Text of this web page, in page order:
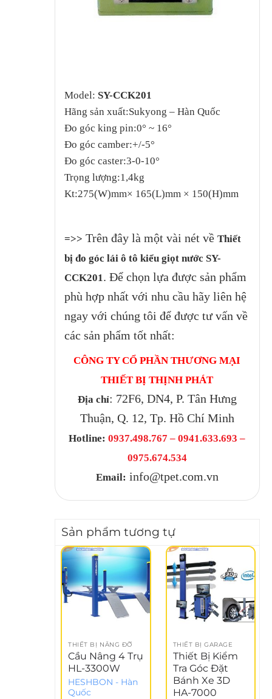
Model: SY-CCK201
Hãng sản xuất:Sukyong – Hàn Quốc
Đo góc king pin:0° ~ 16°
Đo góc camber:+/-5°
Đo góc caster:3-0-10°
Trọng lượng:1,4kg
Kt:275(W)mm× 165(L)mm × 150(H)mm
=>> Trên đây là một vài nét về Thiết
bị đo góc lái ô tô kiểu giọt nước SY-
CCK201. Để chọn lựa được sản phẩm
phù hợp nhất với nhu cầu hãy liên hệ
ngay với chúng tôi để được tư vấn về
các sản phẩm tốt nhất:
CÔNG TY CỔ PHẦN THƯƠNG MẠI
THIẾT BỊ THỊNH PHÁT
Địa chỉ: 72F6, DN4, P. Tân Hưng
Thuận, Q. 12, Tp. Hồ Chí Minh
Hotline: 0937.498.767 – 0941.633.693 –
0975.674.534
Email: info@tpet.com.vn
Sản phẩm tương tự
THIẾT BỊ NÂNG ĐỠ
Cầu Nâng 4 Trụ
HL-3300W
HESHBON - Hàn
Quốc
THIẾT BỊ GARAGE
Thiết Bị Kiểm
Tra Góc Đặt
Bánh Xe 3D
HA-7000